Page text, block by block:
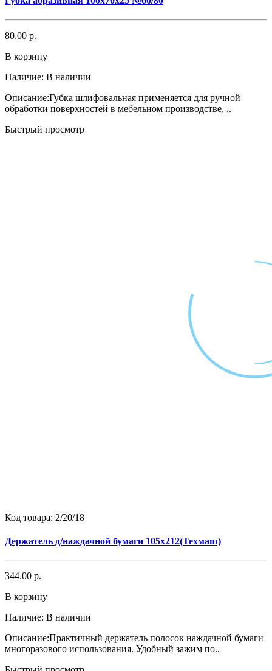
80.00 р.
В корзину
Наличие: В наличии
Описание:Губка шлифовальная применяется для ручной
обработки поверхностей в мебельном производстве, ..
Быстрый просмотр
Код товара: 2/20/18
Держатель д/наждачной бумаги 105х212(Техмаш)
344.00 р.
В корзину
Наличие: В наличии
Описание:Практичный держатель полосок наждачной бумаги
многоразового использования. Удобный зажим по..